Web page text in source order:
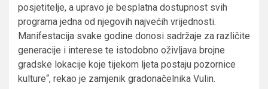
posjetitelje, a upravo je besplatna dostupnost svih
programa jedna od njegovih najvećih vrijednosti.
Manifestacija svake godine donosi sadržaje za različite
generacije i interese te istodobno oživljava brojne
gradske lokacije koje tijekom ljeta postaju pozornice
kulture“, rekao je zamjenik gradonačelnika Vulin.